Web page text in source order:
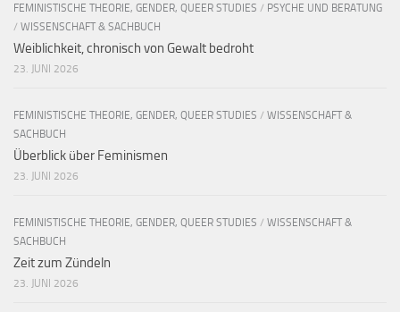
FEMINISTISCHE THEORIE, GENDER, QUEER STUDIES / PSYCHE UND BERATUNG
/ WISSENSCHAFT & SACHBUCH
Weiblichkeit, chronisch von Gewalt bedroht
23. JUNI 2026
FEMINISTISCHE THEORIE, GENDER, QUEER STUDIES / WISSENSCHAFT &
SACHBUCH
Überblick über Feminismen
23. JUNI 2026
FEMINISTISCHE THEORIE, GENDER, QUEER STUDIES / WISSENSCHAFT &
SACHBUCH
Zeit zum Zündeln
23. JUNI 2026